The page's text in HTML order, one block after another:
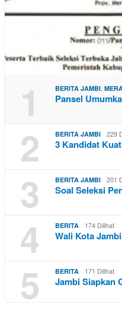
1 BERITA JAMBI
Pansel
2 BERITA JAMBI 229
3 Kandidat
3 BERITA JAMBI 201
Soal Seleksi
4 BERITA 174 Dilihat
Wali Kota
5 BERITA 171 Dilihat
Jambi Siapkan